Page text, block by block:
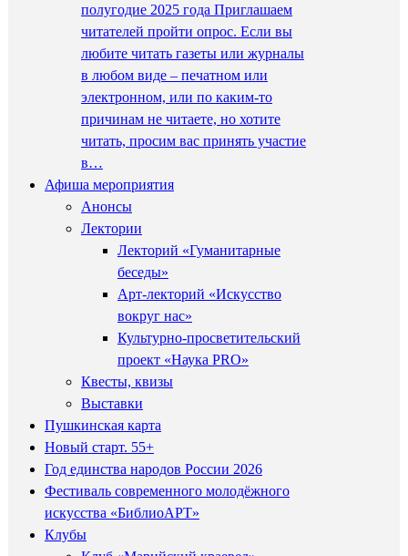
полугодие 2025 года Приглашаем
читателей пройти опрос. Если вы
любите читать газеты или журналы
в любом виде – печатном или
электронном, или по каким-то
причинам не читаете, но хотите
читать, просим вас принять участие
в…
Афиша мероприятия
Анонсы
Лектории
Лекторий «Гуманитарные
беседы»
Арт-лекторий «Искусство
вокруг нас»
Культурно-просветительский
проект «Наука PRO»
Квесты, квизы
Выставки
Пушкинская карта
Новый старт. 55+
Год единства народов России 2026
Фестиваль современного молодёжного
искусства «БиблиоАРТ»
Клубы